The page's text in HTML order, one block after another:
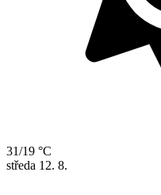
31/19 °C
středa 12. 8.